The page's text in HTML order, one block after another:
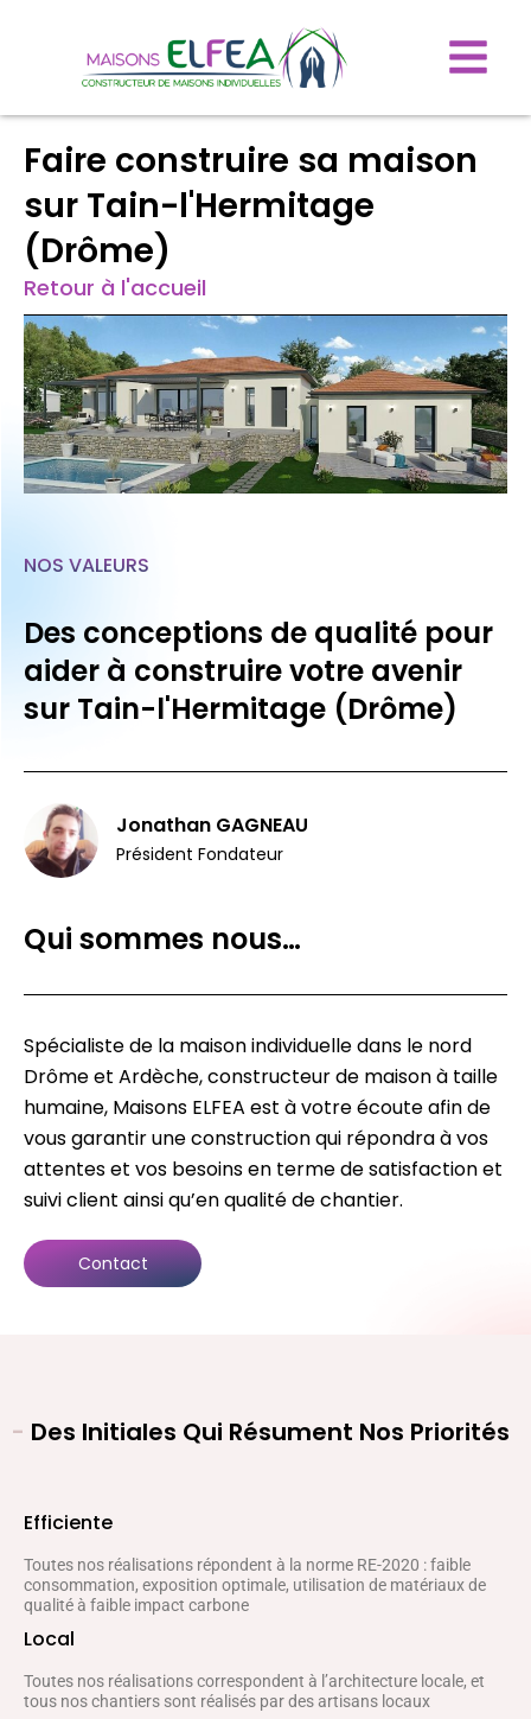
Faire construire sa maison
sur Tain-l'Hermitage
(Drôme)
Retour à l'accueil
Qui sommes nous…
Spécialiste de la maison individuelle dans le nord
Drôme et Ardèche, constructeur de maison à taille
humaine, Maisons ELFEA est à votre écoute afin de
vous garantir une construction qui répondra à vos
attentes et vos besoins en terme de satisfaction et
suivi client ainsi qu’en qualité de chantier.
Contact
NOS VALEURS
Des conceptions de qualité pour
aider à construire votre avenir
sur Tain-l'Hermitage (Drôme)
Jonathan GAGNEAU
Président Fondateur
- Des Initiales Qui Résument Nos Priorités
Efficiente
Toutes nos réalisations répondent à la norme RE-2020 : faible
consommation, exposition optimale, utilisation de matériaux de
qualité à faible impact carbone
Local
Toutes nos réalisations correspondent à l’architecture locale, et
tous nos chantiers sont réalisés par des artisans locaux